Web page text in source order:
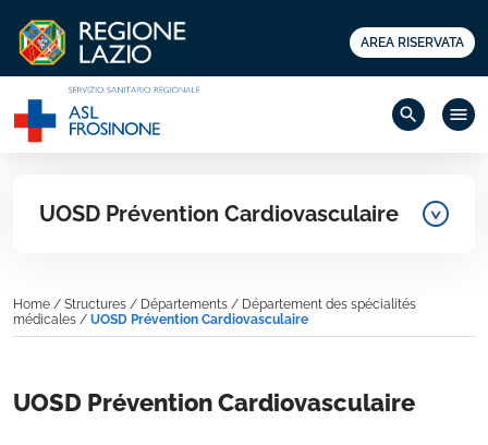
AREA RISERVATA
search menu
UOSD Prévention Cardiovasculaire
Home / Structures / Départements / Département des spécialités
médicales / UOSD Prévention Cardiovasculaire
UOSD Prévention Cardiovasculaire